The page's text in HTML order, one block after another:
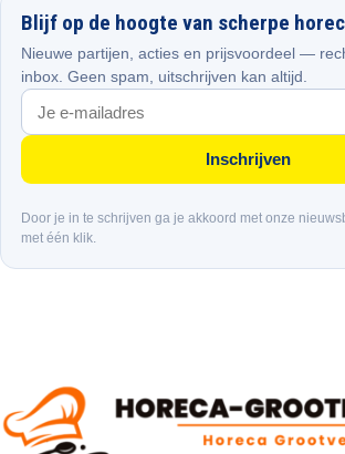
Blijf op de hoogte van scherpe
Nieuwe partijen, acties en prijsvoordeel —
inbox. Geen spam, uitschrijven kan altijd.
Inschrijven
Door je in te schrijven ga je akkoord met onze
met één klik.